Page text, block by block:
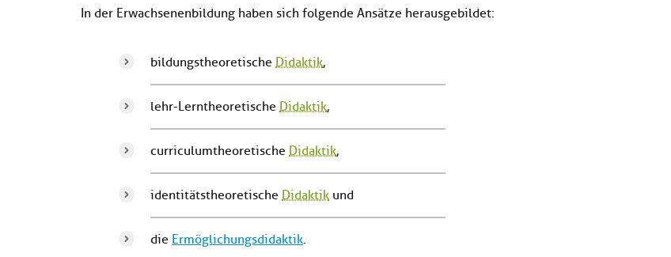
In der Erwachsenenbildung haben sich folgende Ansätze herausgebildet:
bildungstheoretische Didaktik,
lehr-Lerntheoretische Didaktik,
curriculumtheoretische Didaktik,
identitätstheoretische Didaktik und
die Ermöglichungsdidaktik.